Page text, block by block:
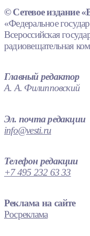
© Сетевое издание
«Федеральное
Всероссийская
радиовещательная
Главный редактор
А. А. Филипповский
Эл. почта редакции
info@vesti.ru
Телефон редакции
+7 495 232 63 33
Реклама на сайте
Росреклама